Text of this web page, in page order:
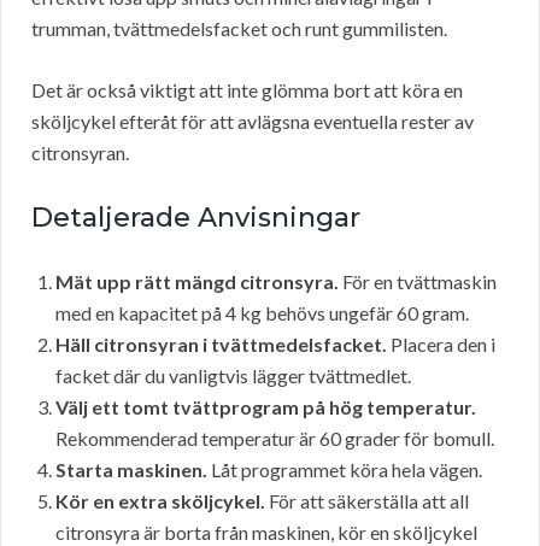
trumman, tvättmedelsfacket och runt gummilisten.
Det är också viktigt att inte glömma bort att köra en
sköljcykel efteråt för att avlägsna eventuella rester av
citronsyran.
Detaljerade Anvisningar
Mät upp rätt mängd citronsyra. För en tvättmaskin
med en kapacitet på 4 kg behövs ungefär 60 gram.
Häll citronsyran i tvättmedelsfacket. Placera den i
facket där du vanligtvis lägger tvättmedlet.
Välj ett tomt tvättprogram på hög temperatur.
Rekommenderad temperatur är 60 grader för bomull.
Starta maskinen. Låt programmet köra hela vägen.
Kör en extra sköljcykel. För att säkerställa att all
citronsyra är borta från maskinen, kör en sköljcykel